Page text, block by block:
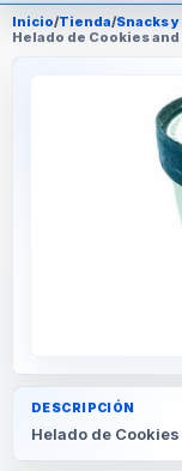
Inicio/Tienda/Snacks
Helado de Cookies
DESCRIPCIÓN
Helado de